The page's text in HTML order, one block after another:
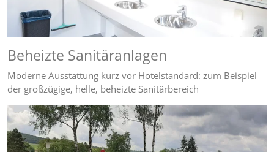
Beheizte Sanitäranlagen
Moderne Ausstattung kurz vor Hotelstandard: zum Beispiel
der großzügige, helle, beheizte Sanitärbereich